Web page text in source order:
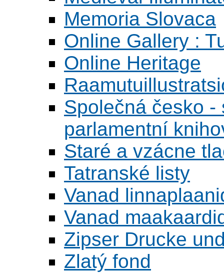
Memoria Slovaca
Online Gallery :
Online Heritage
Společná česko
parlamentní
Staré a vzácne
Tatranské listy
Vanad
Vanad
Zipser Drucke
Zlatý fond